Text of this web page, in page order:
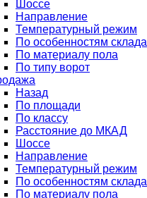
Шоссе
Направление
Температурный режим
По особенностям склада
По материалу пола
По типу ворот
Назад
По площади
По классу
Расстояние до МКАД
Шоссе
Направление
Температурный режим
По особенностям склада
По материалу пола